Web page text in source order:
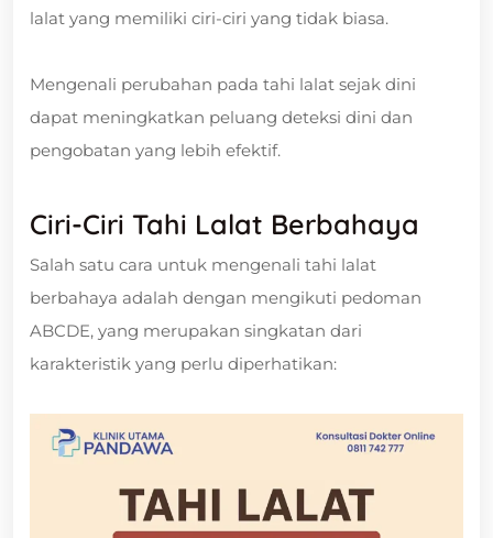
lalat yang memiliki ciri-ciri yang tidak biasa.
Mengenali perubahan pada tahi lalat sejak dini
dapat meningkatkan peluang deteksi dini dan
pengobatan yang lebih efektif.
Ciri-Ciri Tahi Lalat Berbahaya
Salah satu cara untuk mengenali tahi lalat
berbahaya adalah dengan mengikuti pedoman
ABCDE, yang merupakan singkatan dari
karakteristik yang perlu diperhatikan: